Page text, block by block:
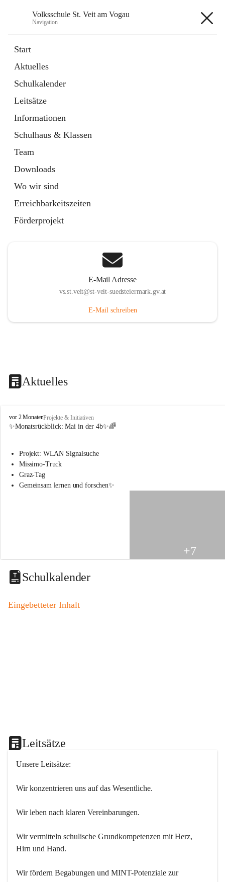
Volksschule St. Veit am Vogau
Navigation
Start
Aktuelles
Schulkalender
Leitsätze
Informationen
Schulhaus & Klassen
Team
Downloads
Wo wir sind
Erreichbarkeitszeiten
Förderprojekt
E-Mail Adresse
vs.st.veit@st-veit-suedsteiermark.gv.at
E-Mail schreiben
Aktuelles
V
o
s
s
c
i
t
a
o
vor 2 MonatenProjekte & Initiativen
✨Monatsrückblick: Mai in der 4b✨🌈
Projekt: WLAN Signalsuche
Missimo-Truck
Graz-Tag
Gemeinsam lernen und forschen✨
+7
Schulkalender
Eingebetteter Inhalt
Leitsätze
Unsere Leitsätze:
Wir konzentrieren uns auf das Wesentliche.
Wir leben nach klaren Vereinbarungen.
Wir vermitteln schulische Grundkompetenzen mit Herz,
Hirn und Hand.
Wir fördern Begabungen und MINT-Potenziale zur